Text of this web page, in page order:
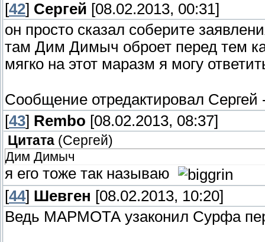
[42] Сергей [08.02.2013, 00:31]
он просто сказал соберите
там Дим Димыч оброет перед тем
мягко на этот маразм я могу
Сообщение отредактировал Сергей
[43] Rembo [08.02.2013, 08:37]
Цитата (Сергей)
Дим Димыч
я его тоже так называю
[44] Шевген [08.02.2013, 10:20]
Ведь МАРМОТА узаконил Сурфа